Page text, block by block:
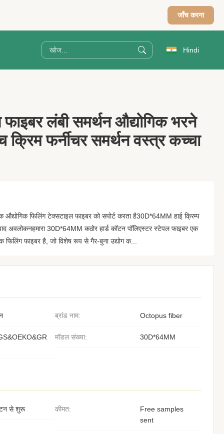
जाँच करना
Hindi
फाइबर लंबी समर्थन औद्योगिक भरने
क्रिम फर्नीचर समर्थन वस्त्र कच्चा
फिलिंग टेक्सटाइल फाइबर को सपोर्ट करता है30D*64MM हाई क्रिम्प
अवलोकनहमारा 30D*64MM कठोर हार्ड कॉटन पॉलिएस्टर स्टेपल फाइबर एक
फिलिंग फाइबर है, जो विशेष रूप से गैर-बुना उद्योग क...
ब्रांड नाम: Octopus fiber
मॉडल संख्या: 30D*64MM
से शुरू कीमत:
Free samples
sent